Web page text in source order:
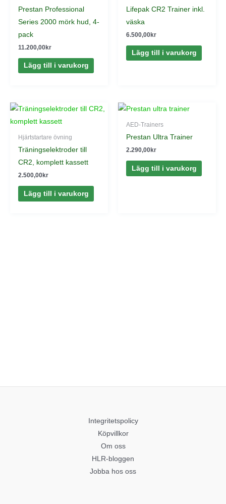
Prestan Professional
Series 2000 mörk hud, 4-
pack
11.200,00kr
Lägg till i varukorg
Lifepak CR2 Trainer inkl.
väska
6.500,00kr
Lägg till i varukorg
Hjärtstartare övning
Träningselektroder till
CR2, komplett kassett
2.500,00kr
Lägg till i varukorg
AED-Trainers
Prestan Ultra Trainer
2.290,00kr
Lägg till i varukorg
Integritetspolicy
Köpvillkor
Om oss
HLR-bloggen
Jobba hos oss